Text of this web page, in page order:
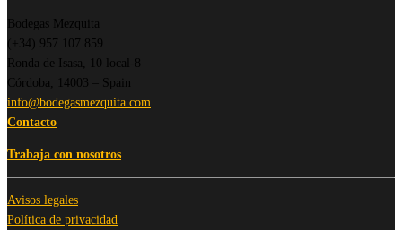
Bodegas Mezquita
(+34) 957 107 859
Ronda de Isasa, 10 local-8
Córdoba, 14003 – Spain
info@bodegasmezquita.com
Contacto
Trabaja con nosotros
Avisos legales
Política de privacidad